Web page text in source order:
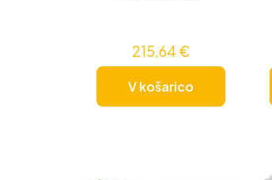
215,64 €
V košarico